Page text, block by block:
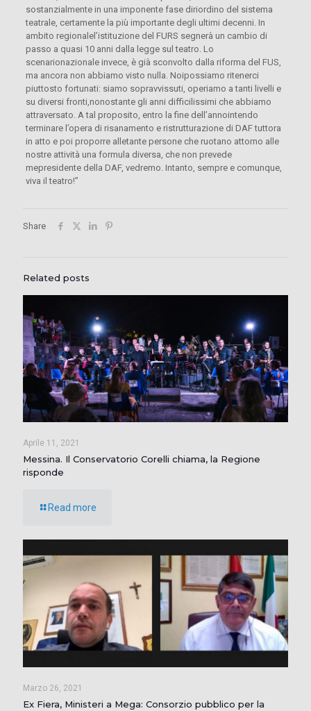
sostanzialmente in una imponente fase diriordino del sistema
teatrale, certamente la più importante degli ultimi decenni. In
ambito regionalel’istituzione del FURS segnerà un cambio di
passo a quasi 10 anni dalla legge sul teatro. Lo
scenarionazionale invece, è già sconvolto dalla riforma del FUS,
ma ancora non abbiamo visto nulla. Noipossiamo ritenerci
piuttosto fortunati: siamo sopravvissuti, operiamo a tanti livelli e
su diversi fronti,nonostante gli anni difficilissimi che abbiamo
attraversato. A tal proposito, entro la fine dell’annointendo
terminare l’opera di risanamento e ristrutturazione di DAF tuttora
in atto e poi proporre alletante persone che ruotano attorno alle
nostre attività una formula diversa, che non prevede
mepresidente della DAF, vedremo. Intanto, sempre e comunque,
viva il teatro!”
Share
Related posts
Aprile 11, 2021
Messina. Il Conservatorio Corelli chiama, la Regione
risponde
Read more
Marzo 26, 2021
Ex Fiera, Ministeri a Mega: Consorzio pubblico per la